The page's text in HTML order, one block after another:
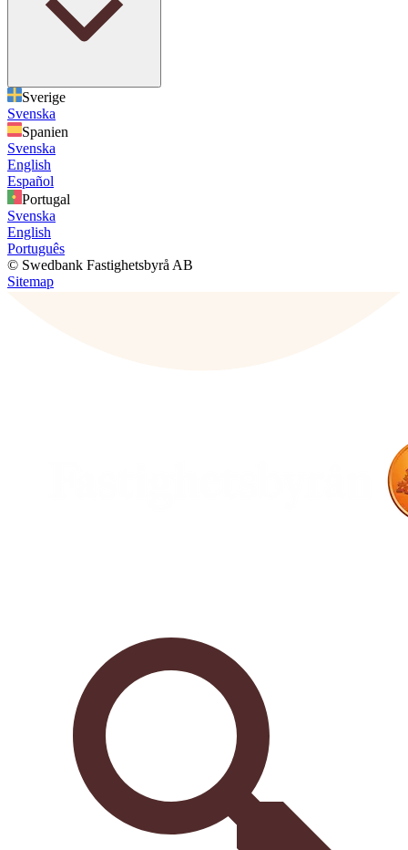
Sverige
Svenska
Spanien
Svenska
English
Español
Portugal
Svenska
English
Português
© Swedbank Fastighetsbyrå AB
Sitemap